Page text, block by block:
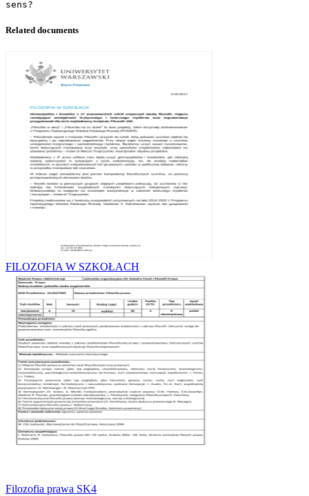
Related documents
FILOZOFIA W SZKOŁACH
Filozofia prawa SK4